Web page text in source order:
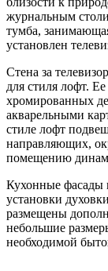
журнальным
тумба,
установлен
Стена за
для стиля лофт.
хромированных
акварельными
стиле лофт
направляющих,
помещению
Кухонные фасады
установки
размещены
небольшие
необходимой